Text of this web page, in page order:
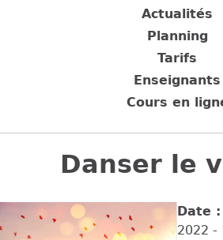
Back
Danser le
Date :
2022 -
Actualités
Planning
Tarifs
Enseignants
Cours en